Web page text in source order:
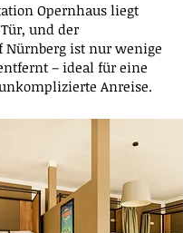
Opernhaus liegt
und der
Nürnberg ist nur wenige
– ideal für eine
Anreise.